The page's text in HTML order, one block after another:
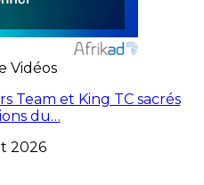
Vidéos
Team et King TC sacrés
du…
2026